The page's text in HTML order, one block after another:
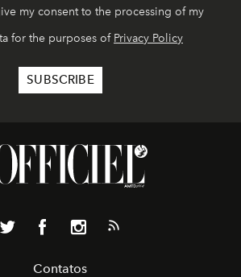
my consent to the processing of my
for the purposes of Privacy Policy
Contatos